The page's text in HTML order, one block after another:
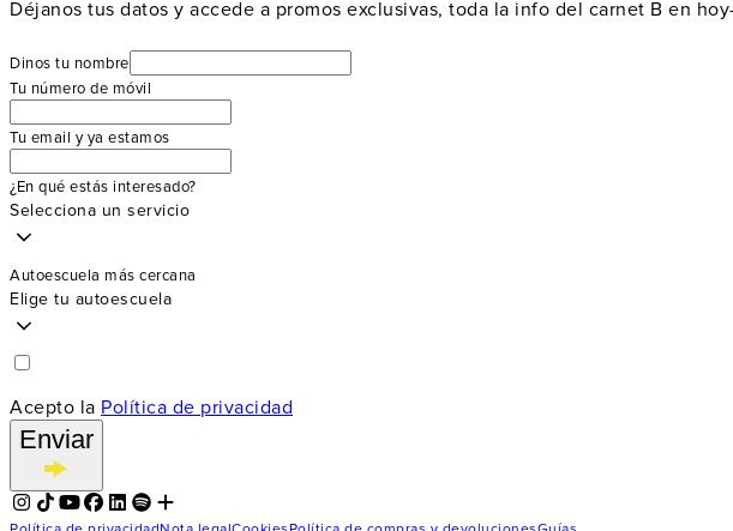
Déjanos tus datos y accede a promos exclusivas, toda la info del carnet B en
Dinos tu nombre
Tu número de móvil
Tu email y ya estamos
¿En qué estás interesado?
Selecciona un servicio
Autoescuela más cercana
Elige tu autoescuela
Acepto la Política de privacidad
Enviar